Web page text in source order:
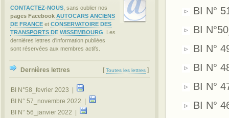
CONTACTEZ-NOUS , sans oublier nos
pages Facebook AUTOCARS ANCIENS
DE FRANCE et CONSERVATOIRE DES
TRANSPORTS DE WISSEMBOURG . Les
dernières lettres d'information publiées
sont réservées aux membres actifs.
Dernières lettres [ Toutes les lettres ]
BI N°58_fevrier 2023 |
BI N° 57_novembre 2022 |
BI N° 56_janvier 2022 |
BI N°
BI
BI N°
BI N°
BI N°
BI N°